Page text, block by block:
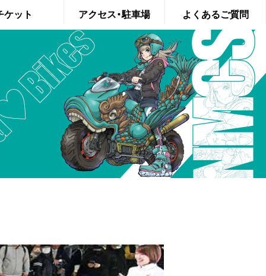
ーサイクルショー 2026年4月10日（金）11日（
ケット アクセス・駐車場
会場アクセス
バイク駐車場
125cc以下のバイク駐車場
混雑緩和についてのお願い
よくあるご質問